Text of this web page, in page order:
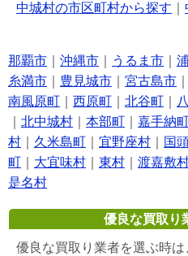
中城村の市区町村から探す
那覇市 沖縄市 うるま市
糸満市
豊見城市 宮古島市
南風原町
西原町 北谷町
北中城村 本部町 嘉手納
村
久米島町 宜野座村 国
町
大宜味村 東村 渡嘉敷
是名村
優良な買取り
優良な買取り業者を選ぶ時